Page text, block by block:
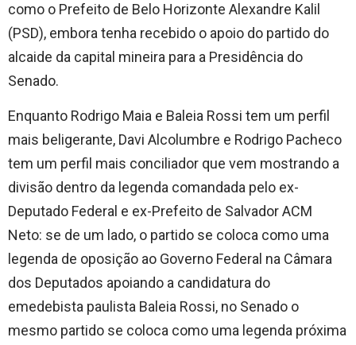
como o Prefeito de Belo Horizonte Alexandre Kalil
(PSD), embora tenha recebido o apoio do partido do
alcaide da capital mineira para a Presidência do
Senado.
Enquanto Rodrigo Maia e Baleia Rossi tem um perfil
mais beligerante, Davi Alcolumbre e Rodrigo Pacheco
tem um perfil mais conciliador que vem mostrando a
divisão dentro da legenda comandada pelo ex-
Deputado Federal e ex-Prefeito de Salvador ACM
Neto: se de um lado, o partido se coloca como uma
legenda de oposição ao Governo Federal na Câmara
dos Deputados apoiando a candidatura do
emedebista paulista Baleia Rossi, no Senado o
mesmo partido se coloca como uma legenda próxima